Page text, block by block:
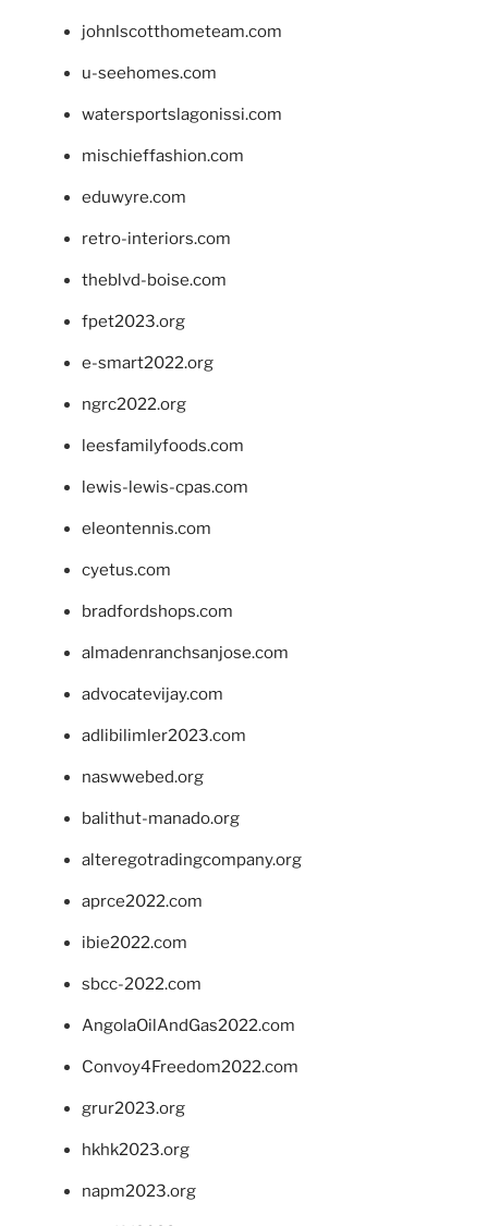
johnlscotthometeam.com
u-seehomes.com
watersportslagonissi.com
mischieffashion.com
eduwyre.com
retro-interiors.com
theblvd-boise.com
fpet2023.org
e-smart2022.org
ngrc2022.org
leesfamilyfoods.com
lewis-lewis-cpas.com
eleontennis.com
cyetus.com
bradfordshops.com
almadenranchsanjose.com
advocatevijay.com
adlibilimler2023.com
naswwebed.org
balithut-manado.org
alteregotradingcompany.org
aprce2022.com
ibie2022.com
sbcc-2022.com
AngolaOilAndGas2022.com
Convoy4Freedom2022.com
grur2023.org
hkhk2023.org
napm2023.org